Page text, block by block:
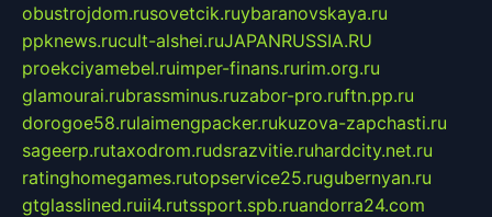
obustrojdom.rusovetcik.ruybaranovskaya.ru
ppknews.rucult-alshei.ruJAPANRUSSIA.RU
proekciyamebel.ruimper-finans.rurim.org.ru
glamourai.rubrassminus.ruzabor-pro.ruftn.pp.ru
dorogoe58.rulaimengpacker.rukuzova-zapchasti.ru
sageerp.rutaxodrom.rudsrazvitie.ruhardcity.net.ru
ratinghomegames.rutopservice25.rugubernyan.ru
gtglasslined.ruii4.rutssport.spb.ruandorra24.com